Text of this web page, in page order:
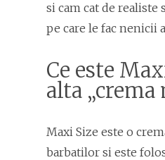
si cam cat de
pe care le fac nenicii
Ce este
alta „crema
Maxi Size este o
barbatilor si este